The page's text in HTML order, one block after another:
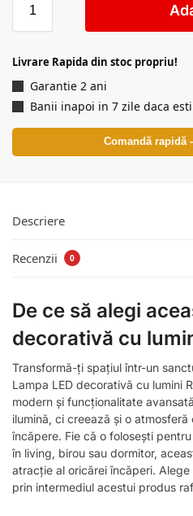
Livrare Rapida din stoc propriu!
Garantie 2 ani
Banii inapoi in 7 zile daca
Comandă rapidă
Descriere
Recenzii 0
De ce să alegi
decorativă cu
Transformă-ți spațiul într-un
Lampa LED decorativă cu lumini
modern și funcționalitate
ilumină, ci creează și o
încăpere. Fie că o folosești
în living, birou sau dormitor,
atracție al oricărei încăperi.
prin intermediul acestui produs